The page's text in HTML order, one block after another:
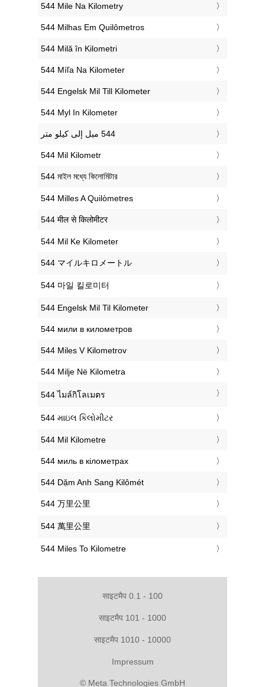
‎544 Mile Na Kilometry
‎544 Milhas Em Quilômetros
‎544 Milă în Kilometri
‎544 Míľa Na Kilometer
‎544 Engelsk Mil Till Kilometer
‎544 Myl In Kilometer
‎544 Mil Kilometr
‎544 মাইল মধ্যে কিলোমিটার
‎544 Milles A Quilòmetres
‎544 मील से किलोमीटर
‎544 Mil Ke Kilometer
‎544 マイルキロメートル
‎544 마일 킬로미터
‎544 Engelsk Mil Til Kilometer
‎544 мили в километров
‎544 Miles V Kilometrov
‎544 Milje Në Kilometra
‎544 ไมล์กิโลเมตร
‎544 માઇલ કિલોમીટર
‎544 Mil Kilometre
‎544 миль в кілометрах
‎544 Dặm Anh Sang Kilômét
‎544 万里公里
‎544 萬里公里
‎544 Miles To Kilometre
साइटमैप 0.1 - 100
साइटमैप 101 - 1000
साइटमैप 1010 - 10000
Impressum
© Meta Technologies GmbH